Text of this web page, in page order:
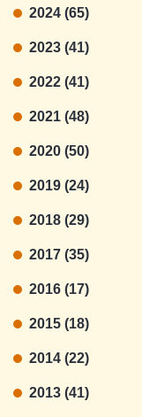
2024 (65)
2023 (41)
2022 (41)
2021 (48)
2020 (50)
2019 (24)
2018 (29)
2017 (35)
2016 (17)
2015 (18)
2014 (22)
2013 (41)